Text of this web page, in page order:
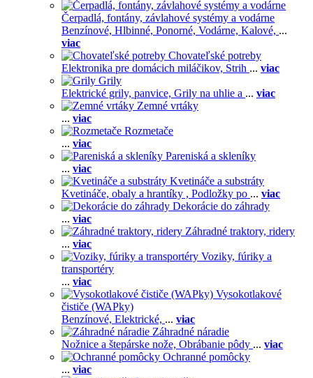
Čerpadlá, fontány, závlahové systémy a vodárne
Benzínové, Hlbinné, Ponorné, Vodárne, Kalové, ...
viac
Chovateľské potreby
Elektronika pre domácich miláčikov, Strih ... viac
Grily
Elektrické grily, panvice, Grily na uhlie a ... viac
Zemné vrtáky
... viac
Rozmetače
... viac
Pareniská a skleníky
... viac
Kvetináče a substráty
Kvetináče, obaly a hrantíky , Podložky po ... viac
Dekorácie do záhrady
... viac
Záhradné traktory, ridery
... viac
Voziky, fúriky a
transportéry
... viac
Vysokotlakové
čističe (WAPky)
Benzínové, Elektrické, ... viac
Záhradné náradie
Nožnice a štepárske nože, Obrábanie pôdy ... viac
Ochranné pomôcky
... viac